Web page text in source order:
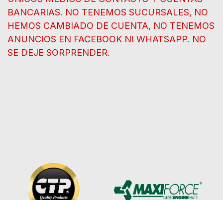
BANCARIAS. NO TENEMOS SUCURSALES, NO
HEMOS CAMBIADO DE CUENTA, NO TENEMOS
ANUNCIOS EN FACEBOOK NI WHATSAPP. NO
SE DEJE SORPRENDER.